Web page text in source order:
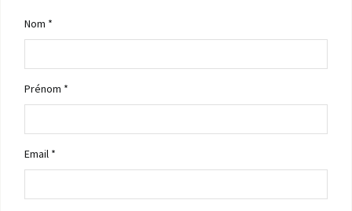
Nom *
Prénom *
Email *